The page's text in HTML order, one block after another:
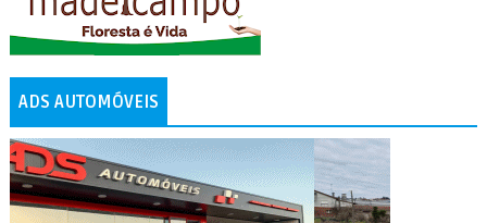
ADS AUTOMÓVEIS